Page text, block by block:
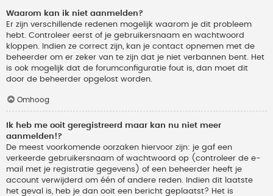
Waarom kan ik niet aanmelden?
Er zijn verschillende redenen mogelijk waarom je dit probleem
hebt. Controleer eerst of je gebruikersnaam en wachtwoord
kloppen. Indien ze correct zijn, kan je contact opnemen met de
beheerder om er zeker van te zijn dat je niet verbannen bent. Het
is ook mogelijk dat de forumconfiguratie fout is, dan moet dit
door de beheerder opgelost worden.
Omhoog
Ik heb me ooit geregistreerd maar kan nu niet meer
aanmelden!?
De meest voorkomende oorzaken hiervoor zijn: je gaf een
verkeerde gebruikersnaam of wachtwoord op (controleer de e-
mail met je registratie gegevens) of een beheerder heeft je
account verwijderd om één of andere reden. Indien dit laatste
het geval is, heb je dan ooit een bericht geplaatst? Het is